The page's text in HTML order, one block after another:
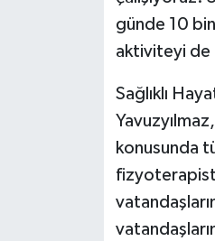
günde 10 bin
aktiviteyi de
Sağlıklı
konusunda